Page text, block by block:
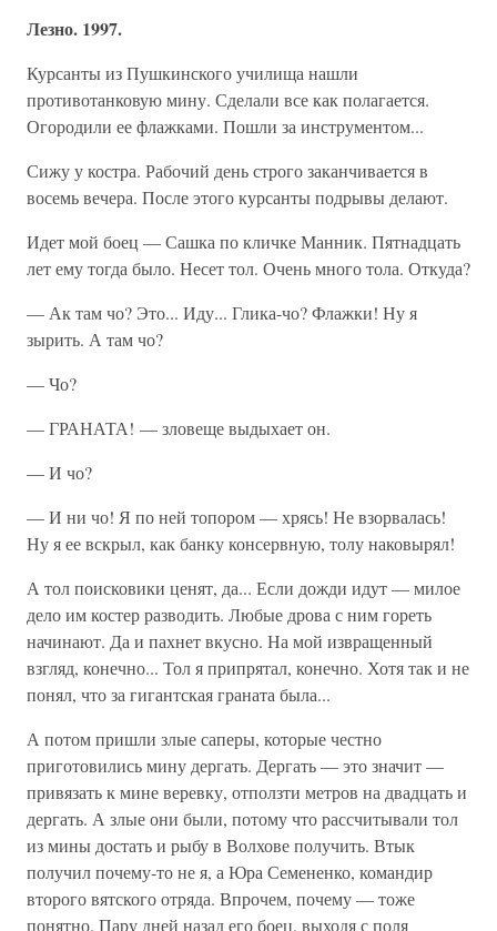
Лезно. 1997.
Курсанты из Пушкинского училища нашли
противотанковую мину. Сделали все как полагается.
Огородили ее флажками. Пошли за инструментом...
Сижу у костра. Рабочий день строго заканчивается в
восемь вечера. После этого курсанты подрывы делают.
Идет мой боец — Сашка по кличке Манник. Пятнадцать
лет ему тогда было. Несет тол. Очень много тола. Откуда?
— Ак там чо? Это... Иду... Глика-чо? Флажки! Ну я
зырить. А там чо?
— Чо?
— ГРАНАТА! — зловеще выдыхает он.
— И чо?
— И ни чо! Я по ней топором — хрясь! Не взорвалась!
Ну я ее вскрыл, как банку консервную, толу наковырял!
А тол поисковики ценят, да... Если дожди идут — милое
дело им костер разводить. Любые дрова с ним гореть
начинают. Да и пахнет вкусно. На мой извращенный
взгляд, конечно... Тол я припрятал, конечно. Хотя так и не
понял, что за гигантская граната была...
А потом пришли злые саперы, которые честно
приготовились мину дергать. Дергать — это значит —
привязать к мине веревку, отползти метров на двадцать и
дергать. А злые они были, потому что рассчитывали тол
из мины достать и рыбу в Волхове получить. Втык
получил почему-то не я, а Юра Семененко, командир
второго вятского отряда. Впрочем, почему — тоже
понятно. Пару дней назад его боец, выходя с поля